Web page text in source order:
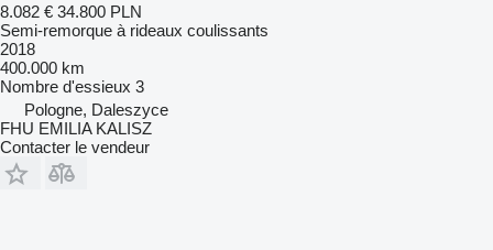
8.082 € 34.800 PLN
Semi-remorque à rideaux coulissants
2018
400.000 km
Nombre d'essieux 3
Pologne, Daleszyce
FHU EMILIA KALISZ
Contacter le vendeur